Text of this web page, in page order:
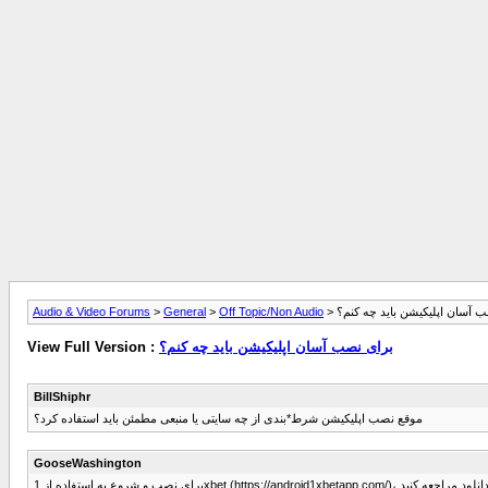
Audio & Video Forums > General > Off Topic/Non Audio
آسان اپلیکیشن باید چه کنم؟
View Full Version : برای نصب آسان اپلیکیشن باید چه کنم؟
BillShiphr
موقع نصب اپلیکیشن شرط*بندی از چه سایتی یا منبعی مطمئن باید استفاده کرد؟
GooseWashington